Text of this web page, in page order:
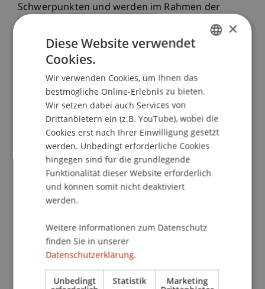
Schwerpunkten und werden im Rahmen der
Veranstaltung die vielfältige Forschungs- und
Lehrtätigkeit am Wissenschaftsstandort
Liechtenstein aufzeigen.
Nach Begrüssungsworten von Bildungsministerin
Dominique Hasler stellen sich die drei
Institutionen vor. In der anschliessenden
Podiumsdiskussion werden Gemeinsamkeiten
und Unterschiede herausgearbeitet sowie
Chancen und Herausforderungen des
Forschungsstandorts Liechtenstein erörtert.
Forschende der drei Institutionen präsentieren
praktischen Beispielen ausgewählte
Forschungsprojekte. Darüber hinaus besteht im
Rahmen eines Apéro riche die Möglichkeit, mit
Vertreterinnen und Vertretern der Institutionen
×
Diese Website verwendet
Cookies.
Wir verwenden Cookies, um Ihnen das
bestmögliche Online-Erlebnis zu bieten.
Wir setzen dabei auch Services von
Drittanbietern ein (z.B. YouTube), wobei die
Cookies erst nach Ihrer Einwilligung gesetzt
werden. Unbedingt erforderliche Cookies
hingegen sind für die grundlegende
Funktionalität dieser Website erforderlich
und können somit nicht deaktiviert
werden.
Weitere Informationen zum Datenschutz
finden Sie in unserer
Datenschutzerklärung.
Unbedingt Statistik Marketing